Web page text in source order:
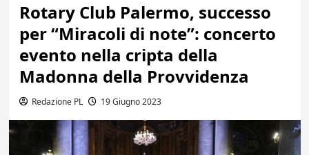
Rotary Club Palermo, successo
per “Miracoli di note”: concerto
evento nella cripta della
Madonna della Provvidenza
Redazione PL 19 Giugno 2023